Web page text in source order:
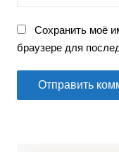
Сохранить моё
браузере для